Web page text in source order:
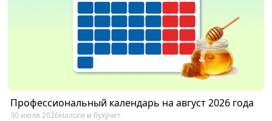
Профессиональный календарь на август 2026 года
30 июля 2026Налоги и бухучет